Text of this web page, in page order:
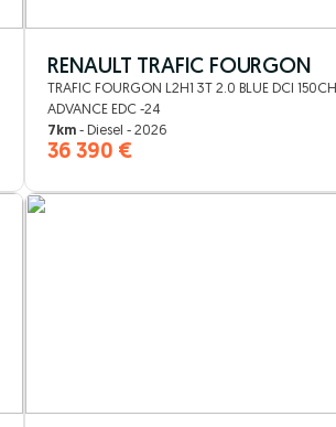
RENAULT TRAFIC FOURGON
TRAFIC FOURGON L2H1 3T 2.0 BLUE DCI 150CH
ADVANCE EDC -24
7km - Diesel - 2026
36 390 €